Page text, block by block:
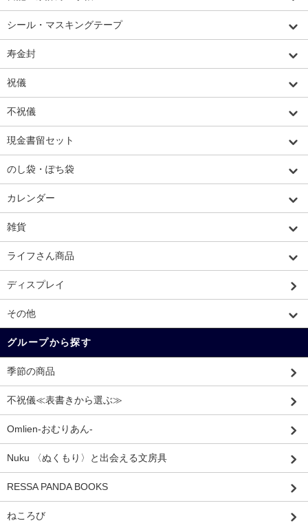
シール・マスキングテープ
寿金封
祝儀
不祝儀
現金書留セット
のし袋・ぽち袋
カレンダー
雑貨
ライフさん商品
ディスプレイ
その他
グループから探す
季節の商品
不祝儀≪表書きから選ぶ≫
Omlien-おむりあん-
Nuku 〈ぬくもり〉と出会える文房具
RESSA PANDA BOOKS
ねころび